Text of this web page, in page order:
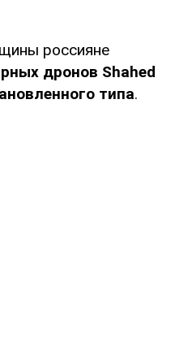
россияне
дронов Shahed
типа.